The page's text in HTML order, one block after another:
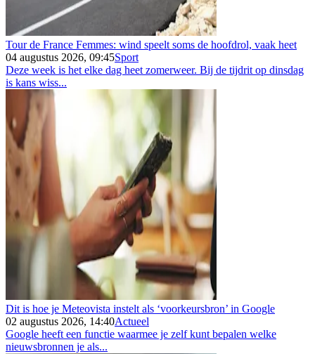
Tour de France Femmes: wind speelt soms de hoofdrol, vaak heet
04 augustus 2026, 09:45Sport
Deze week is het elke dag heet zomerweer. Bij de tijdrit op dinsdag
is kans wiss...
Dit is hoe je Meteovista instelt als ‘voorkeursbron’ in Google
02 augustus 2026, 14:40Actueel
Google heeft een functie waarmee je zelf kunt bepalen welke
nieuwsbronnen je als...